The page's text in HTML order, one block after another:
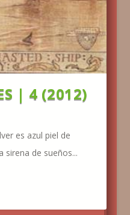
| 4 (2012)
es azul piel de
sirena de sueños...